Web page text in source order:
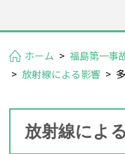
ホーム > 福島第一事
> 放射線による影響 >
放射線によ